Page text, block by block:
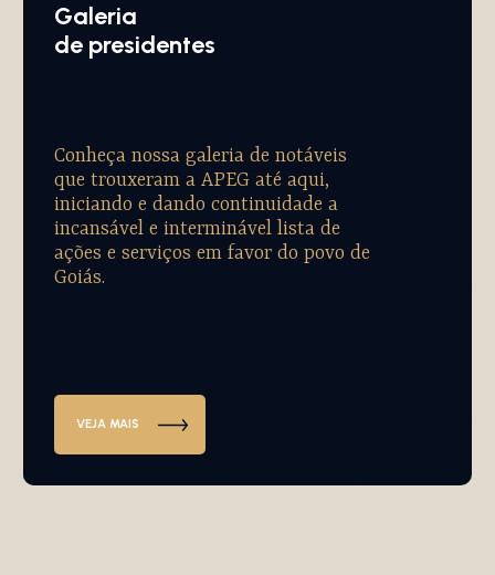
Galeria
de presidentes
Conheça nossa galeria de notáveis
que trouxeram a APEG até aqui,
iniciando e dando continuidade a
incansável e interminável lista de
ações e serviços em favor do povo de
Goiás.
VEJA MAIS